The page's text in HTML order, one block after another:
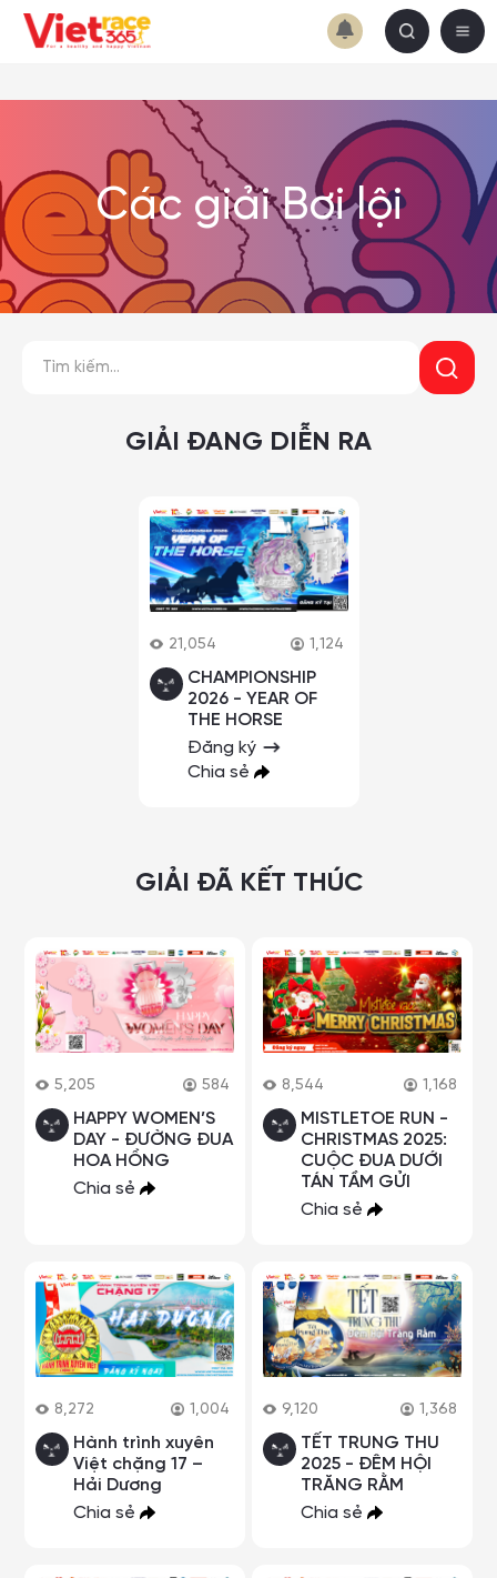
Các giải Bơi lội
GIẢI ĐANG DIỄN RA
21,054 1,124
CHAMPIONSHIP
2026 - YEAR OF
THE HORSE
Đăng ký
Chia sẻ
GIẢI ĐÃ KẾT THÚC
5,205 584
HAPPY WOMEN’S
DAY - ĐƯỜNG ĐUA
HOA HỒNG
Chia sẻ
8,544 1,168
MISTLETOE RUN -
CHRISTMAS 2025:
CUỘC ĐUA DƯỚI
TÁN TẦM GỬI
Chia sẻ
8,272 1,004
Hành trình xuyên
Việt chặng 17 –
Hải Dương
Chia sẻ
9,120 1,368
TẾT TRUNG THU
2025 - ĐÊM HỘI
TRĂNG RẰM
Chia sẻ